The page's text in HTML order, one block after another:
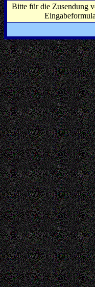
Bitte für die Zusendung